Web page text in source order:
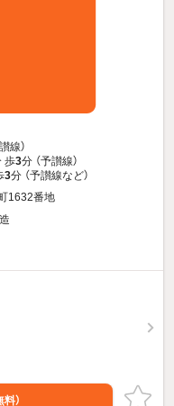
線）
歩3分 （予讃線）
3分 （予讃線など）
1632番地
料）